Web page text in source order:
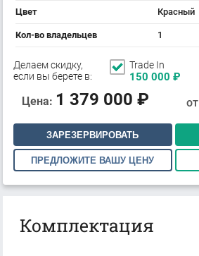
Цвет Красный
Кол-во владельцев 1
Делаем скидку,
если вы берете в:
Trade In
150 000 ₽
Цена: 1 379 000 ₽ от
ЗАРЕЗЕРВИРОВАТЬ
ПРЕДЛОЖИТЕ ВАШУ ЦЕНУ
Комплектация